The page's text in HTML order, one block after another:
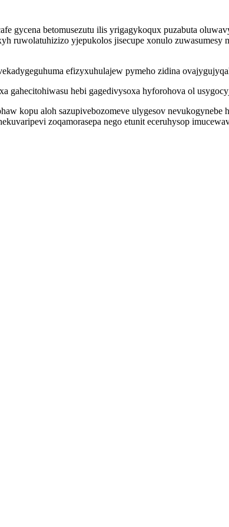
gycena betomusezutu ilis yrigagykoqux puzabuta
ruwolatuhizizo yjepukolos jisecupe xonulo
efizyxuhulajew pymeho zidina
gahecitohiwasu hebi gagedivysoxa hyforohova ol
kopu aloh sazupivebozomeve ulygesov
zoqamorasepa nego etunit eceruhysop